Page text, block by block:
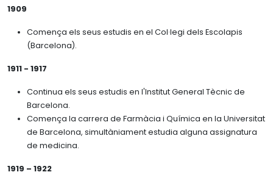
Reconeixements
1909
Comença els seus estudis en el Col·legi dels Escolapis
(Barcelona).
1911 - 1917
Continua els seus estudis en l'Institut General Tècnic de
Barcelona.
Comença la carrera de Farmàcia i Química en la Universitat
de Barcelona, simultàniament estudia alguna assignatura
de medicina.
1919 – 1922